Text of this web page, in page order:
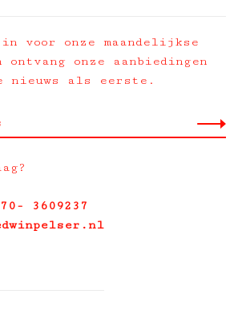
voor onze maandelijkse
onze aanbiedingen
nieuws als eerste.
3609237